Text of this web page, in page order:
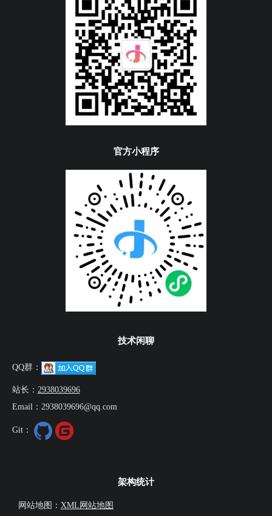
官方小程序
技术闲聊
QQ群：
站长： 2938039696
Email：2938039696@qq.com
Git：
架构统计
网站地图： XML网站地图